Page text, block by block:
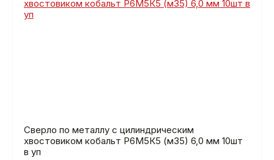
Сверло по металлу с цилиндрическим
хвостовиком кобальт Р6М5К5 (м35) 6,0 мм 10шт
в уп